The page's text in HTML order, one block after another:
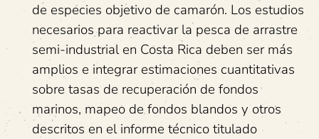
de especies objetivo de camarón. Los estudios
necesarios para reactivar la pesca de arrastre
semi-industrial en Costa Rica deben ser más
amplios e integrar estimaciones cuantitativas
sobre tasas de recuperación de fondos
marinos, mapeo de fondos blandos y otros
descritos en el informe técnico titulado